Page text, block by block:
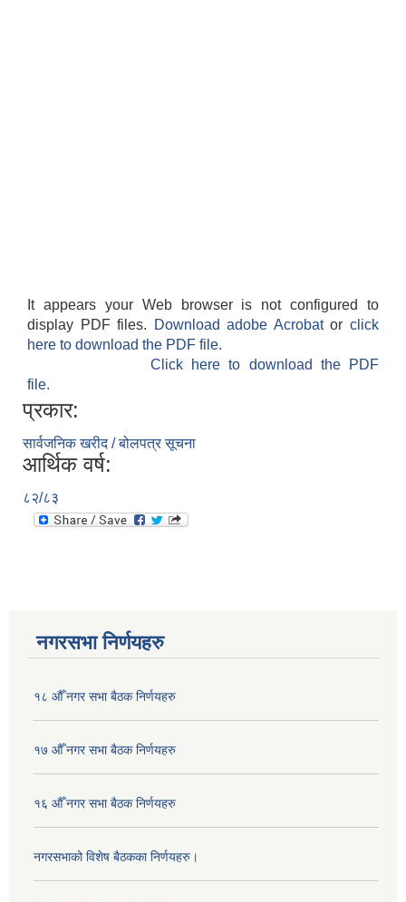
It appears your Web browser is not configured to
display PDF files.
Download adobe Acrobatorclick
here to download the PDF file.
Click here to download the PDF
file.
प्रकार:
सार्वजनिक खरीद / बोलपत्र सूचना
आर्थिक वर्ष:
८२/८३
नगरसभा निर्णयहरु
१८ औँ नगर सभा बैठक निर्णयहरु
१७ औँ नगर सभा बैठक निर्णयहरु
१६ औँ नगर सभा बैठक निर्णयहरु
नगरसभाको विशेष बैठकका निर्णयहरु।